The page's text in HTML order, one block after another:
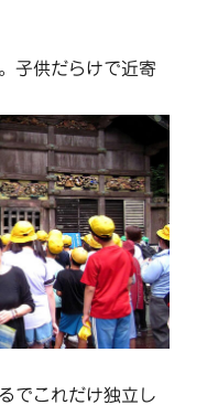
子供だらけで近寄
でこれだけ独立し